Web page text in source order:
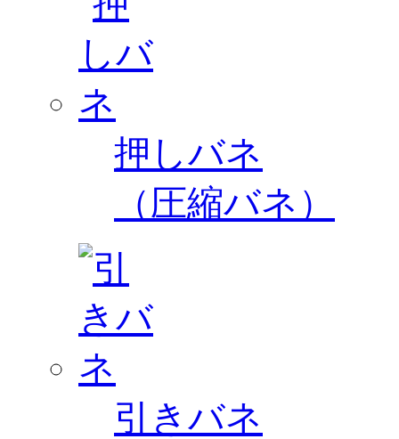
押しバネ
（圧縮バネ）
引きバネ